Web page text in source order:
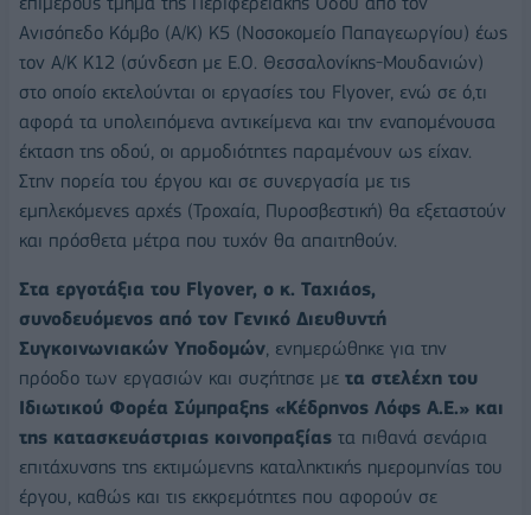
Ανισόπεδο Κόμβο (Α/Κ) Κ5 (Νοσοκομείο Παπαγεωργίου) έως
τον Α/Κ Κ12 (σύνδεση με Ε.Ο. Θεσσαλονίκης-Μουδανιών)
στο οποίο εκτελούνται οι εργασίες του Flyover, ενώ σε ό,τι
αφορά τα υπολειπόμενα αντικείμενα και την εναπομένουσα
έκταση της οδού, οι αρμοδιότητες παραμένουν ως είχαν.
Στην πορεία του έργου και σε συνεργασία με τις
εμπλεκόμενες αρχές (Τροχαία, Πυροσβεστική) θα εξεταστούν
και πρόσθετα μέτρα που τυχόν θα απαιτηθούν.
Στα εργοτάξια του Flyover, ο κ. Ταχιάος,
συνοδευόμενος από τον Γενικό Διευθυντή
Συγκοινωνιακών Υποδομών, ενημερώθηκε για την
πρόοδο των εργασιών και συζήτησε με τα στελέχη του
Ιδιωτικού Φορέα Σύμπραξης «Κέδρηνος Λόφς Α.Ε.» και
της κατασκευάστριας κοινοπραξίας τα πιθανά σενάρια
επιτάχυνσης της εκτιμώμενης καταληκτικής ημερομηνίας του
έργου, καθώς και τις εκκρεμότητες που αφορούν σε